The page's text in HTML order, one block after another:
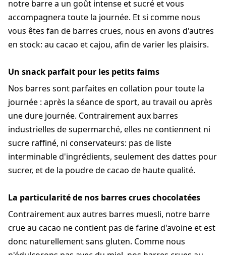
notre barre a un goût intense et sucré et vous
accompagnera toute la journée. Et si comme nous
vous êtes fan de barres crues, nous en avons d'autres
en stock: au cacao et cajou, afin de varier les plaisirs.
Un snack parfait pour les petits faims
Nos barres sont parfaites en collation pour toute la
journée : après la séance de sport, au travail ou après
une dure journée. Contrairement aux barres
industrielles de supermarché, elles ne contiennent ni
sucre raffiné, ni conservateurs: pas de liste
interminable d'ingrédients, seulement des dattes pour
sucrer, et de la poudre de cacao de haute qualité.
La particularité de nos barres crues chocolatées
Contrairement aux autres barres muesli, notre barre
crue au cacao ne contient pas de farine d'avoine et est
donc naturellement sans gluten. Comme nous